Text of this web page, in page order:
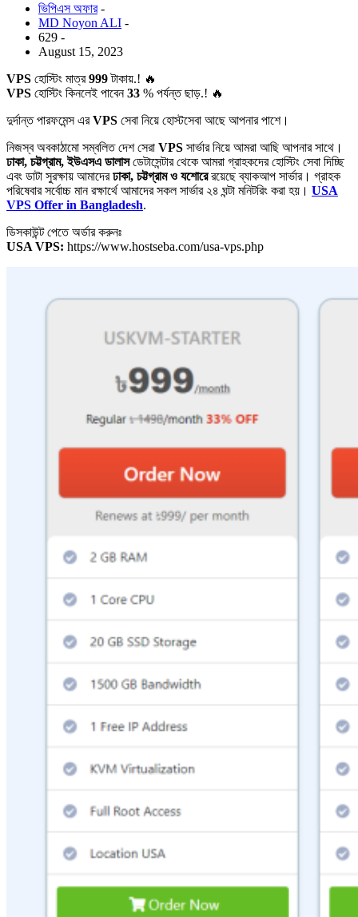
ভিপিএস অফার-
MD Noyon ALI -
629 -
August 15, 2023
VPS হোস্টিং মাত্র999টাকায়.! 🔥
VPS হোস্টিং কিনলেই পাবেন33 % পর্যন্ত ছাড়.! 🔥
দুর্দান্ত পারফমেন্স এরVPS সেবা নিয়ে হোস্টসেবা আছে আপনার পাশে।
নিজস্ব অবকাঠামো সম্বলিত দেশ সেরা VPS সার্ভার নিয়ে আমরা আছি আপনার সাথে।
ঢাকা, চট্টগ্রাম, ইউএসএ ডালাসডেটাসেন্টার থেকে আমরা গ্রাহকদের হোস্টিং সেবা দিচ্ছি
এবং ডাটা সুরক্ষায় আমাদেরঢাকা, চট্টগ্রাম ও যশোরেরয়েছে ব্যাকআপ সার্ভার। গ্রাহক
পরিষেবার সর্বোচ্চ মান রক্ষার্থে আমাদের সকল সার্ভার ২৪ ঘন্টা মনিটরিং করা হয়। USA
VPS Offer in Bangladesh.
ডিসকাউন্ট পেতে অর্ডার করুনঃ
USA VPS: https://www.hostseba.com/usa-vps.php